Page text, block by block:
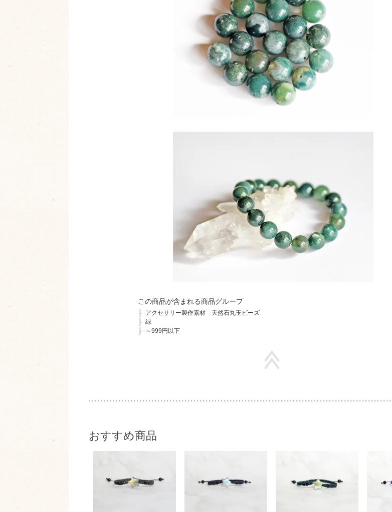
この商品が含まれる商品グループ
├ アクセサリー製作素材 天然石丸玉ビーズ
├ 緑
├ ～999円以下
おすすめ商品